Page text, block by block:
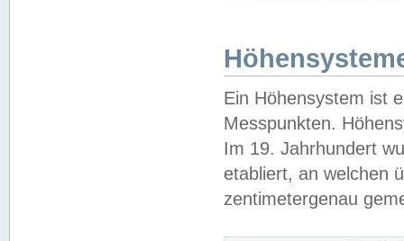
Ein Höhensystem ist
Messpunkten.
Im 19. Jahrhundert
etabliert, an welchen
zentimetergenau